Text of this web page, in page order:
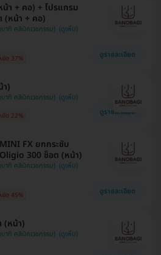
า + คอ) + โปรแกรม
หน้า + คอ)
ากิ คลินิกเวชกรรม)
ยัด 37% ดูรายละเอียด
)
ากิ คลินิกเวชกรรม)
ยัด 22% ดูรายละเอียด
FX ยกกระชับ
300 ช็อต (หน้า)
ากิ คลินิกเวชกรรม)
ยัด 45% ดูรายละเอียด
(หน้า)
ากิ คลินิกเวชกรรม)